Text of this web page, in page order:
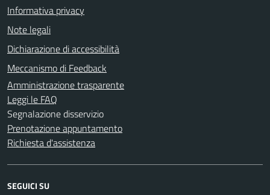
Informativa privacy
Note legali
Dichiarazione di accessibilità
Meccanismo di Feedback
Amministrazione trasparente
Leggi le FAQ
Segnalazione disservizio
Prenotazione appuntamento
Richiesta d'assistenza
SEGUICI SU